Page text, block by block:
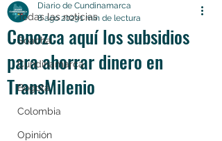
Todas las noticias
Soacha
Cundinamarca
Bogotá
Colombia
Opinión
Conozca aquí los subsidios
para ahorrar dinero en
TransMilenio
Diario de Cundinamarca
8 ago 20231 min de lectura